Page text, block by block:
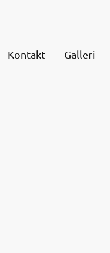
Kontakt
Galleri